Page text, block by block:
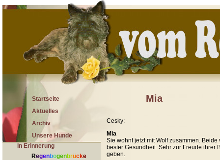
Startseite
Aktuelles
Archiv
Unsere Hunde
In Erinnerung
Regenbogenbrücke
Mia
Cesky:
Mia
Sie wohnt jetzt mit Wolf zusammen.
bester Gesundheit. Sehr zur Freude ihrer
geben.